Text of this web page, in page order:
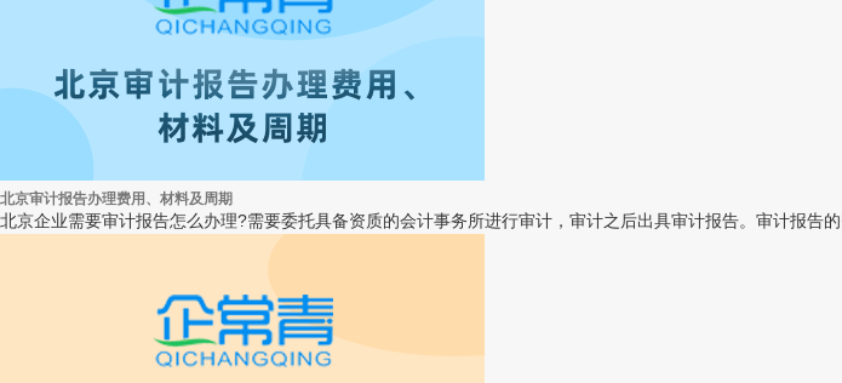
北京审计报告办理费用、材料及周期
北京企业需要审计报告怎么办理?需要委托具备资质的会计事务所进行审计，审计之后出具审计报告。审计报告